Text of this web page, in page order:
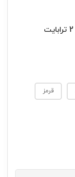
قرمز